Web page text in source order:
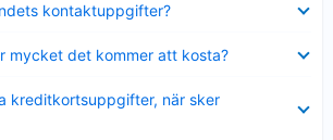
kontaktuppgifter?
mycket det kommer att kosta?
kreditkortsuppgifter, när sker